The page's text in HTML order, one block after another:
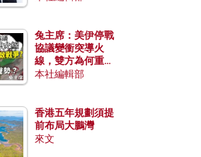
兔主席：美伊停戰
協議變衝突導火
線，雙方為何重啟
戰爭？伊朗一早洞
本社編輯部
香港五年規劃須提
前布局大鵬灣
來文